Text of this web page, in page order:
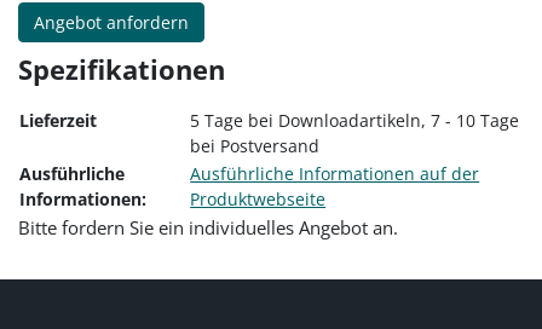
Angebot anfordern
Spezifikationen
Lieferzeit
5 Tage bei Downloadartikeln, 7 - 10 Tage
bei Postversand
Ausführliche
Informationen:
Ausführliche Informationen auf der
Produktwebseite
Bitte fordern Sie ein individuelles Angebot an.